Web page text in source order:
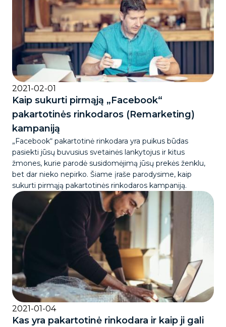
2021-02-01
Kaip sukurti pirmąją „Facebook“
pakartotinės rinkodaros (Remarketing)
kampaniją
„Facebook“ pakartotinė rinkodara yra puikus būdas
pasiekti jūsų buvusius svetainės lankytojus ir kitus
žmones, kurie parodė susidomėjimą jūsų prekės ženklu,
bet dar nieko nepirko. Šiame įraše parodysime, kaip
sukurti pirmąją pakartotinės rinkodaros kampaniją.
2021-01-04
Kas yra pakartotinė rinkodara ir kaip ji gali